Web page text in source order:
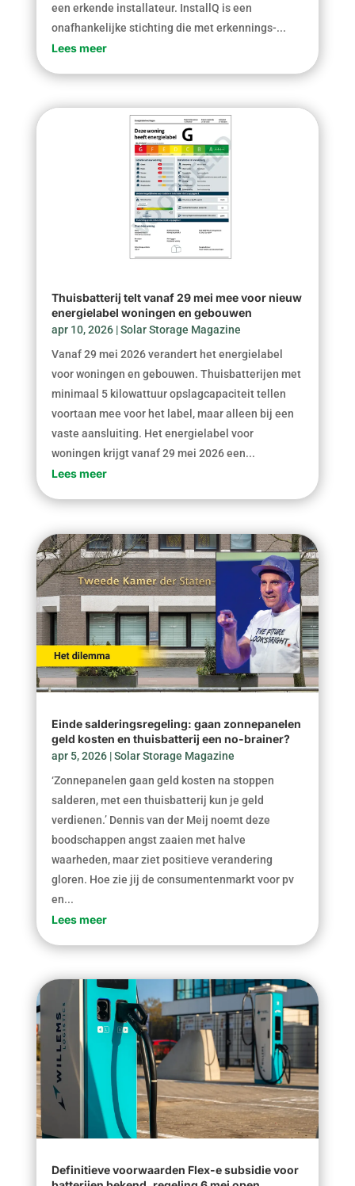
een erkende installateur. InstallQ is een
onafhankelijke stichting die met erkennings-...
Lees meer
Thuisbatterij telt vanaf 29 mei mee voor nieuw
energielabel woningen en gebouwen
apr 10, 2026|Solar Storage Magazine
Vanaf 29 mei 2026 verandert het energielabel
voor woningen en gebouwen. Thuisbatterijen met
minimaal 5 kilowattuur opslagcapaciteit tellen
voortaan mee voor het label, maar alleen bij een
vaste aansluiting. Het energielabel voor
woningen krijgt vanaf 29 mei 2026 een...
Lees meer
Einde salderingsregeling: gaan zonnepanelen
geld kosten en thuisbatterij een no-brainer?
apr 5, 2026|Solar Storage Magazine
‘Zonnepanelen gaan geld kosten na stoppen
salderen, met een thuisbatterij kun je geld
verdienen.’ Dennis van der Meij noemt deze
boodschappen angst zaaien met halve
waarheden, maar ziet positieve verandering
gloren. Hoe zie jij de consumentenmarkt voor pv
en...
Lees meer
Definitieve voorwaarden Flex-e subsidie voor